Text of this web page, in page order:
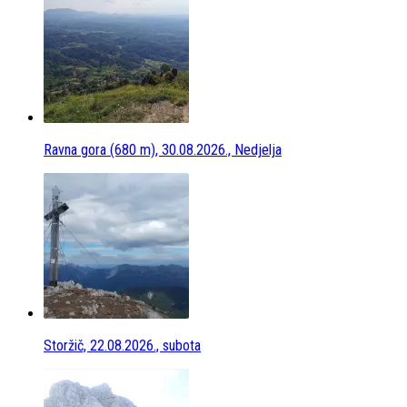
Ravna gora (680 m), 30.08.2026., Nedjelja
Storžič, 22.08.2026., subota